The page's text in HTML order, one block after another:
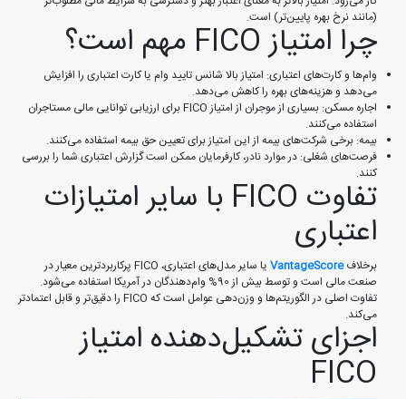
(مانند نرخ بهره پایین‌تر) است.
چرا امتیاز FICO مهم است؟
وام‌ها و کارت‌های اعتباری: امتیاز بالا شانس تایید وام یا کارت اعتباری را افزایش
می‌دهد و هزینه‌های بهره را کاهش می‌دهد.
اجاره مسکن: بسیاری از موجران از امتیاز FICO برای ارزیابی توانایی مالی مستاجران
استفاده می‌کنند.
بیمه: برخی شرکت‌های بیمه از این امتیاز برای تعیین حق بیمه استفاده می‌کنند.
فرصت‌های شغلی: در موارد نادر، کارفرمایان ممکن است گزارش اعتباری شما را بررسی
کنند.
تفاوت FICO با سایر امتیازات
اعتباری
برخلافVantageScore
یا سایر مدل‌های اعتباری، FICO پرکاربردترین معیار در
صنعت مالی است و توسط بیش از 90% وام‌دهندگان در آمریکا استفاده می‌شود.
تفاوت اصلی در الگوریتم‌ها و وزن‌دهی عوامل است که FICO را دقیق‌تر و قابل اعتمادتر
می‌کند.
اجزای تشکیل‌دهنده امتیاز
FICO